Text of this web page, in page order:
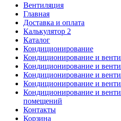
Вентиляция
Главная
Доставка и оплата
Калькулятор 2
Каталог
Кондиционирование
Кондиционирование и
Кондиционирование и
Кондиционирование и
Кондиционирование и
Кондиционирование и
помещений
Контакты
Корзина